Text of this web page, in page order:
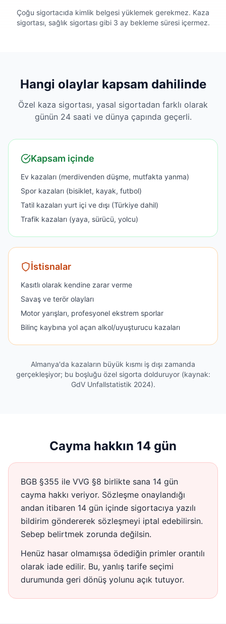
Çoğu sigortacıda kimlik belgesi yüklemek gerekmez. Kaza
sigortası, sağlık sigortası gibi 3 ay bekleme süresi içermez.
Hangi olaylar kapsam dahilinde
Özel kaza sigortası, yasal sigortadan farklı olarak
günün 24 saati ve dünya çapında geçerli.
Kapsam içinde
Ev kazaları (merdivenden düşme, mutfakta yanma)
Spor kazaları (bisiklet, kayak, futbol)
Tatil kazaları yurt içi ve dışı (Türkiye dahil)
Trafik kazaları (yaya, sürücü, yolcu)
İstisnalar
Kasıtlı olarak kendine zarar verme
Savaş ve terör olayları
Motor yarışları, profesyonel ekstrem sporlar
Bilinç kaybına yol açan alkol/uyuşturucu kazaları
Almanya'da kazaların büyük kısmı iş dışı zamanda
gerçekleşiyor; bu boşluğu özel sigorta dolduruyor (kaynak:
GdV Unfallstatistik 2024).
Cayma hakkın 14 gün
BGB §355 ile VVG §8 birlikte sana 14 gün
cayma hakkı veriyor. Sözleşme onaylandığı
andan itibaren 14 gün içinde sigortacıya yazılı
bildirim göndererek sözleşmeyi iptal edebilirsin.
Sebep belirtmek zorunda değilsin.
Henüz hasar olmamışsa ödediğin primler orantılı
olarak iade edilir. Bu, yanlış tarife seçimi
durumunda geri dönüş yolunu açık tutuyor.